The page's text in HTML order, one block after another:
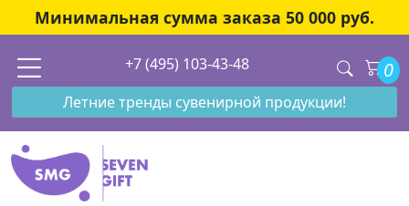
Минимальная сумма заказа 50 000 руб.
+7 (495) 103-43-48 0
Летние тренды сувенирной продукции!